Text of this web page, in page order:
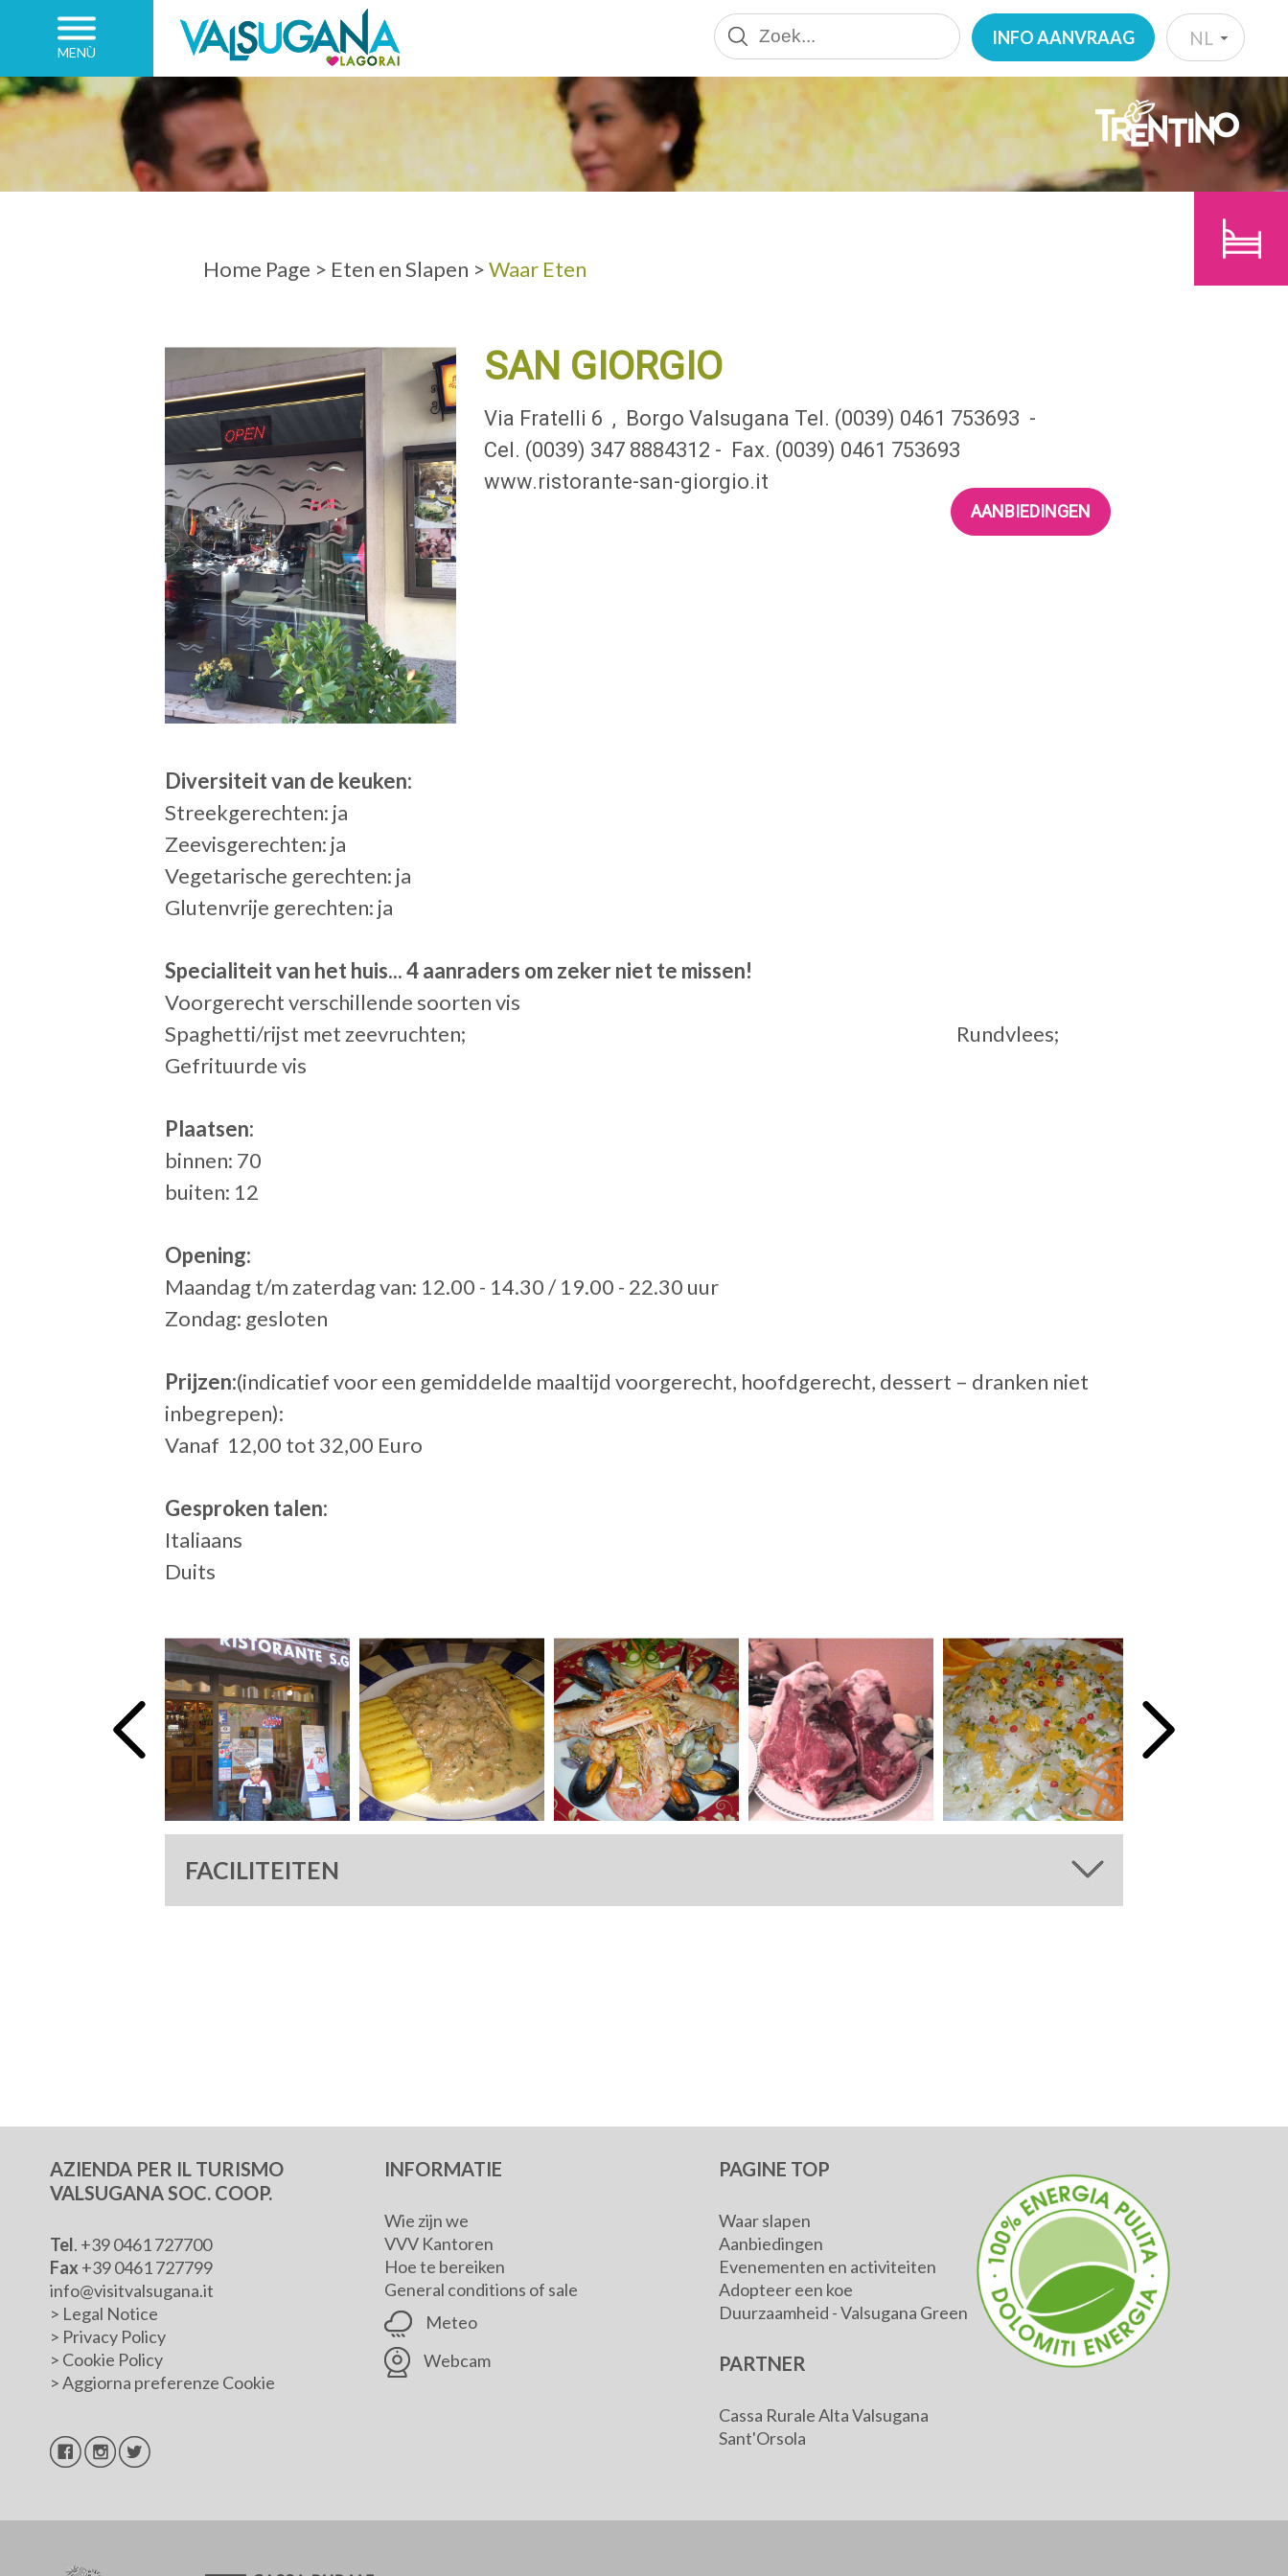
MENÙ
NL
EN
INFO AANVRAAG
AANKOMST VOLWASSENEN
ZOEK
Home Page > Eten en Slapen >Waar Eten
SAN GIORGIO
Via Fratelli 6 , Borgo Valsugana Tel. (0039) 0461 753693 -
Cel. (0039) 347 8884312 - Fax. (0039) 0461 753693
www.ristorante-san-giorgio.it
AANBIEDINGEN
Diversiteit van de keuken:
Streekgerechten: ja
Zeevisgerechten: ja
Vegetarische gerechten: ja
Glutenvrije gerechten: ja
Specialiteit van het huis... 4 aanraders om zeker niet te missen!
Voorgerecht verschillende soorten vis
Spaghetti/rijst met zeevruchten; Rundvlees;
Gefrituurde vis
Plaatsen:
binnen: 70
buiten: 12
Opening:
Maandag t/m zaterdag van: 12.00 - 14.30 / 19.00 - 22.30 uur
Zondag: gesloten
Prijzen:(indicatief voor een gemiddelde maaltijd voorgerecht, hoofdgerecht, dessert – dranken niet
inbegrepen):
Vanaf 12,00 tot 32,00 Euro
Gesproken talen:
Italiaans
Duits
FACILITEITEN
AZIENDA PER IL TURISMO
VALSUGANA SOC. COOP.
Tel. +39 0461 727700
Fax +39 0461 727799
info@visitvalsugana.it
> Legal Notice
> Privacy Policy
> Cookie Policy
>Aggiorna preferenze Cookie
INFORMATIE
Wie zijn we
VVV Kantoren
Hoe te bereiken
General conditions of sale
Meteo
Webcam
PAGINE TOP
Waar slapen
Aanbiedingen
Evenementen en activiteiten
Adopteer een koe
Duurzaamheid - Valsugana Green
PARTNER
Cassa Rurale Alta Valsugana
Sant'Orsola